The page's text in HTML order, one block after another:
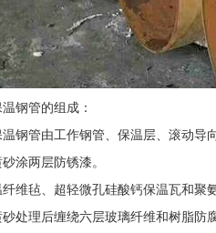
钢管的组成：
钢管由工作钢管、保温层、滚动导
涂两层防锈漆。
维毡、超轻微孔硅酸钙保温瓦和聚
处理后缠绕六层玻璃纤维和树脂防